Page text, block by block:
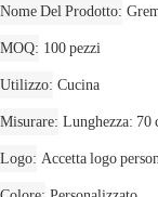
Nome Del Prodotto
MOQ 100 pezzi
Utilizzo Cucina
Misurare Lunghezza: 70
Logo Accetta logo